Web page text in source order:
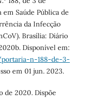
Saúde Pública de
da Infecção
Brasília: Diário
Disponível em:
n-188-de-3-
em 01 jun. 2023.
de 2020. Dispõe